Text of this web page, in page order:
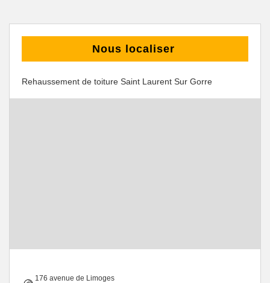
Nous localiser
Rehaussement de toiture Saint Laurent Sur Gorre
176 avenue de Limoges